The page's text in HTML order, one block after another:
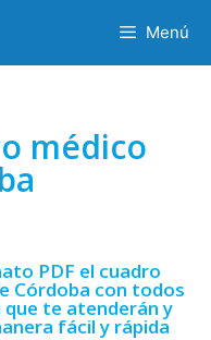
Menú
médico
PDF el cuadro
Córdoba con todos
te atenderán y
fácil y rápida